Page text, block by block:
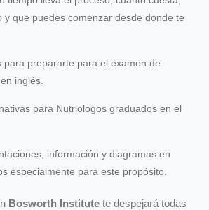
y que puedes comenzar desde donde te
para prepararte para el examen de
inglés.
para Nutriologos graduados en el
información y diagramas en
especialmente para este propósito.
Bosworth Institute te despejará todas